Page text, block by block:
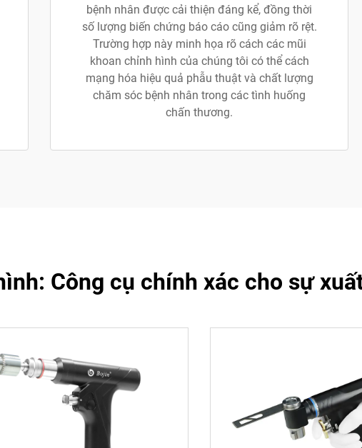
bệnh nhân được cải thiện đáng kể, đồng thời
số lượng biến chứng báo cáo cũng giảm rõ rệt.
Trường hợp này minh họa rõ cách các mũi
khoan chỉnh hình của chúng tôi có thể cách
mạng hóa hiệu quả phẫu thuật và chất lượng
chăm sóc bệnh nhân trong các tình huống
chấn thương.
Công cụ chính xác cho sự